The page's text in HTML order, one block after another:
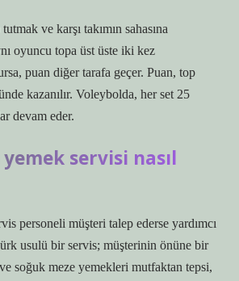
ve karşı takımın sahasına
oyuncu topa üst üste iki kez
puan diğer tarafa geçer. Puan, top
kazanılır. Voleybolda, her set 25
devam eder.
servisi nasıl
personeli müşteri talep ederse yardımcı
usulü bir servis; müşterinin önüne bir
soğuk meze yemekleri mutfaktan tepsi,